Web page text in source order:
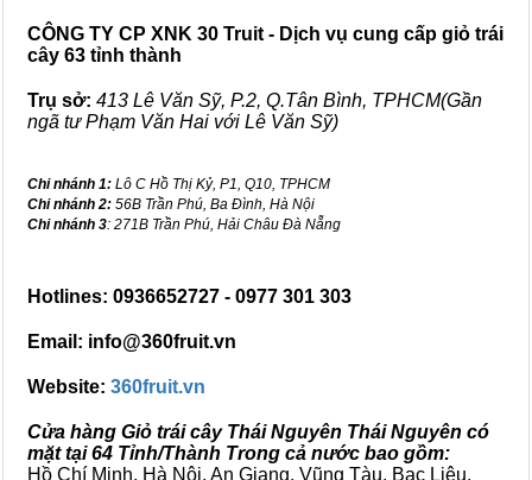
CÔNG TY CP XNK 30 Truit - Dịch vụ cung cấp giỏ trái
cây 63 tỉnh thành
Trụ sở: 413 Lê Văn Sỹ, P.2, Q.Tân Bình, TPHCM(Gần
ngã tư Phạm Văn Hai với Lê Văn Sỹ)
Chi nhánh 1: Lô C Hồ Thị Kỷ, P1, Q10, TPHCM
Chi nhánh 2: 56B Trần Phú, Ba Đình, Hà Nội
Chi nhánh 3: 271B Trần Phú, Hải Châu Đà Nẵng
Hotlines: 0936652727 - 0977 301 303
Email: info@360fruit.vn
Website: 360fruit.vn
Cửa hàng Giỏ trái cây Thái Nguyên Thái Nguyên có
mặt tại 64 Tỉnh/Thành Trong cả nước bao gồm:
Hồ Chí Minh, Hà Nội, An Giang, Vũng Tàu, Bạc Liêu,